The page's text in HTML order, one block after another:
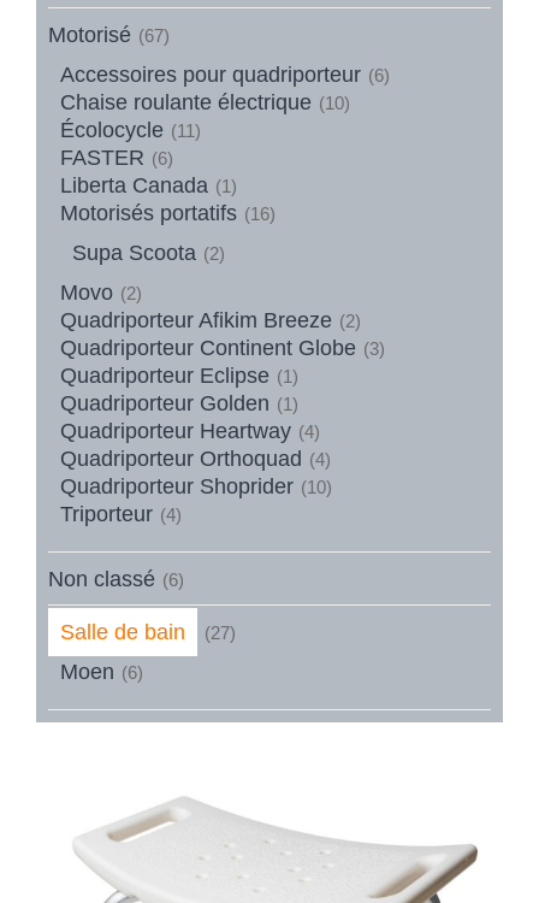
Motorisé (67)
Accessoires pour quadriporteur (6)
Chaise roulante électrique (10)
Écolocycle (11)
FASTER (6)
Liberta Canada (1)
Motorisés portatifs (16)
Supa Scoota (2)
Movo (2)
Quadriporteur Afikim Breeze (2)
Quadriporteur Continent Globe (3)
Quadriporteur Eclipse (1)
Quadriporteur Golden (1)
Quadriporteur Heartway (4)
Quadriporteur Orthoquad (4)
Quadriporteur Shoprider (10)
Triporteur (4)
Non classé (6)
Salle de bain (27)
Moen (6)